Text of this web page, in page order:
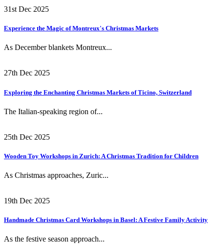
31st Dec 2025
Experience the Magic of Montreux's Christmas Markets
As December blankets Montreux...
27th Dec 2025
Exploring the Enchanting Christmas Markets of Ticino, Switzerland
The Italian-speaking region of...
25th Dec 2025
Wooden Toy Workshops in Zurich: A Christmas Tradition for Children
As Christmas approaches, Zuric...
19th Dec 2025
Handmade Christmas Card Workshops in Basel: A Festive Family Activity
As the festive season approach...